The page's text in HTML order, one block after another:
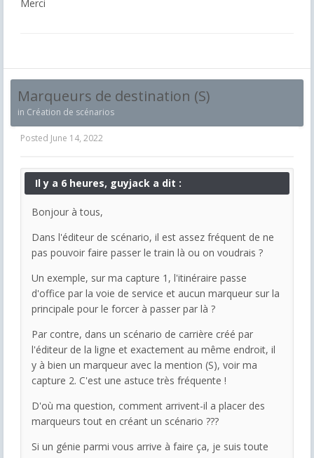
Merci
Marqueurs de destination (S)
in Création de scénarios
Posted June 14, 2022
Il y a 6 heures, guyjack a dit :
Bonjour à tous,
Dans l'éditeur de scénario, il est assez fréquent de ne
pas pouvoir faire passer le train là ou on voudrais ?
Un exemple, sur ma capture 1, l'itinéraire passe
d'office par la voie de service et aucun marqueur sur la
principale pour le forcer à passer par là ?
Par contre, dans un scénario de carrière créé par
l'éditeur de la ligne et exactement au même endroit, il
y à bien un marqueur avec la mention (S), voir ma
capture 2. C'est une astuce très fréquente !
D'où ma question, comment arrivent-il a placer des
marqueurs tout en créant un scénario ???
Si un génie parmi vous arrive à faire ça, je suis toute